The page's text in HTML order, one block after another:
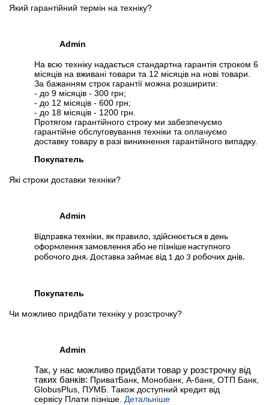
Який гарантійний термін на техніку?
Admin
На всю техніку надається стандартна гарантія строком 6
місяців на вживані товари та 12 місяців на нові товари.
За бажанням строк гарантії можна розширити:
- до 9 місяців - 300 грн;
- до 12 місяців - 600 грн;
- до 18 місяців - 1200 грн.
Протягом гарантійного строку ми забезпечуємо
гарантійне обслуговування техніки та оплачуємо
доставку товару в разі виникнення гарантійного випадку.
Покупатель
Які строки доставки техніки?
Admin
Відправка техніки, як правило, здійснюється в день
оформлення замовлення або не пізніше наступного
робочого дня. Доставка займає від 1 до 3 робочих днів.
Покупатель
Чи можливо придбати техніку у розстрочку?
Admin
Так, у нас можливо придбати товар у розстрочку від
таких банків: ПриватБанк, Монобанк, А-банк, ОТП Банк,
GlobusPlus, ПУМБ. Також доступний кредит від
сервісу Плати пізніше. Детальніше